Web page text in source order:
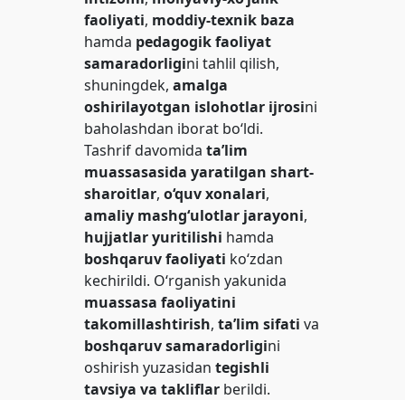
faoliyati, moddiy-texnik baza
hamda pedagogik faoliyat
samaradorligini tahlil qilish,
shuningdek,amalga
oshirilayotgan islohotlar ijrosini
baholashdan iborat bo‘ldi.
Tashrif davomidata’lim
muassasasida yaratilgan shart-
sharoitlar,o‘quv xonalari,
amaliy mashg‘ulotlar jarayoni,
hujjatlar yuritilishi hamda
boshqaruv faoliyati ko‘zdan
kechirildi. O‘rganish yakunida
muassasa faoliyatini
takomillashtirish,ta’lim sifati va
boshqaruv samaradorligini
oshirish yuzasidantegishli
tavsiya va takliflar berildi.